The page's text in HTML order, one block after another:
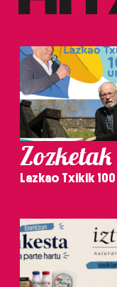
Zozketak
Lazkao Txikik